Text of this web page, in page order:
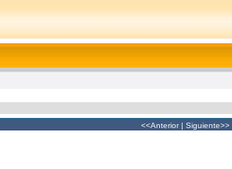
<<Anterior| Siguiente>>